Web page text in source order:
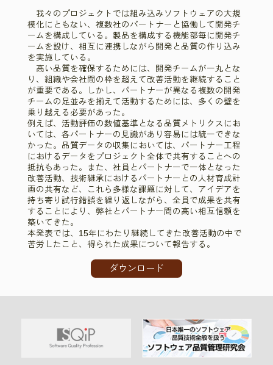
我々のプロジェクトでは組み込みソフトウェアの大規
模化にともない、複数社のパートナーと協働して開発チ
ームを構成している。製品を構成する機能部毎に開発チ
ームを設け、相互に連携しながら開発と品質の作り込み
を実施している。
高い品質を確保するためには、開発チームが一丸とな
り、組織や会社間の枠を超えて改善活動を継続すること
が重要である。しかし、パートナーが異なる複数の開発
チームの足並みを揃えて活動するためには、多くの壁を
乗り越える必要があった。
例えば、活動評価の数値基準となる品質メトリクスにお
いては、各パートナーの見識があり容易には統一できな
かった。品質データの収集においては、パートナー工程
におけるデータをプロジェクト全体で共有することへの
抵抗もあった。また、社員とパートナーで一体となった
改善活動、技術継承におけるパートナーとの人材育成計
画の共有など、これら多様な課題に対して、アイデアを
持ち寄り試行錯誤を繰り返しながら、全員で成果を共有
することにより、弊社とパートナー間の高い相互信頼を
築いてきた。
本発表では、15年にわたり継続してきた改善活動の中で
苦労したこと、得られた成果について報告する。
ダウンロード